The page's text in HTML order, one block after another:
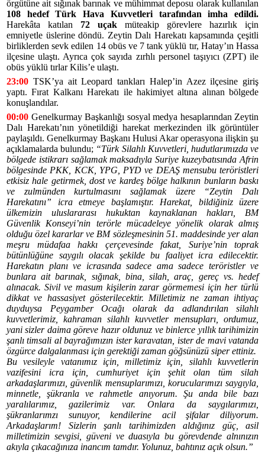
örgütüne ait sığınak barınak ve mühimmat deposu olarak kullanılan
108 hedef Türk Hava Kuvvetleri tarafından imha edildi.
Harekâta katılan 72 uçak müteakip görevlere hazırlık için
emniyetle üslerine döndü. Zeytin Dalı Harekatı kapsamında çeşitli
birliklerden sevk edilen 14 obüs ve 7 tank yüklü tır, Hatay’ın Hassa
ilçesine ulaştı. Ayrıca çok sayıda zırhlı personel taşıyıcı (ZPT) ile
obüs yüklü tırlar Kilis’e ulaştı.
23:00 TSK’ya ait Leopard tankları Halep’in Azez ilçesine giriş
yaptı. Fırat Kalkanı Harekatı ile hakimiyet altına alınan bölgede
konuşlandılar.
00:00 Genelkurmay Başkanlığı sosyal medya hesaplarından Zeytin
Dalı Harekatı’nın yönetildiği harekat merkezinden ilk görüntüler
paylaşıldı. Genelkurmay Başkanı Hulusi Akar operasyona ilişkin şu
açıklamalarda bulundu; “Türk Silahlı Kuvvetleri, hudutlarımızda ve
bölgede istikrarı sağlamak maksadıyla Suriye kuzeybatısında Afrin
bölgesinde PKK, KCK, YPG, PYD ve DEAŞ mensubu teröristleri
etkisiz hale getirmek, dost ve kardeş bölge halkının bunların baskı
ve zulmünden kurtulmasını sağlamak üzere “Zeytin Dalı
Harekatını” icra etmeye başlamıştır. Harekat, bildiğiniz üzere
ülkemizin uluslararası hukuktan kaynaklanan hakları, BM
Güvenlik Konseyi’nin terörle mücadeleye yönelik olarak almış
olduğu özel kararlar ve BM sözleşmesinin 51. maddesinde yer alan
meşru müdafaa hakkı çerçevesinde fakat, Suriye’nin toprak
bütünlüğüne saygılı olacak şekilde bu faaliyet icra edilecektir.
Harekatın planı ve icrasında sadece ama sadece teröristler ve
bunlara ait barınak, sığınak, bina, silah, araç, gereç vs. hedef
alınacak. Sivil ve masum kişilerin zarar görmemesi için her türlü
dikkat ve hassasiyet gösterilecektir. Milletimiz ne zaman ihtiyaç
duyduysa Peygamber Ocağı olarak da adlandırılan silahlı
kuvvetlerimiz, kahraman silahlı kuvvetler mensupları, ordumuz,
yani sizler daima göreve hazır oldunuz ve binlerce yıllık tarihimizin
şanlı timsali al bayrağımızın ister karavatan, ister de mavi vatanda
özgürce dalgalanması için gerektiği zaman göğsünüzü siper ettiniz.
Bu vesileyle vatanımız için, milletimiz için, silahlı kuvvetlerin
vazifesini icra için, cumhuriyet için şehit olan tüm silah
arkadaşlarımızı, güvenlik mensuplarımızı, korucularımızı saygıyla,
minnetle, şükranla ve rahmetle anıyorum. Şu anda bile bazı
yaralılarımız, gazilerimiz var. Onlara da saygılarımızı,
şükranlarımzı sunuyor, kendilerine acil şifalar diliyorum.
Arkadaşlarım! Sizlerin şanlı tarihimizden aldığınız güç, asil
milletimizin sevgisi, güveni ve duasıyla bu görevdende alnınızın
akıyla çıkacağınıza inancım tamdır. Yolunuz, bahtınız açık olsun.”